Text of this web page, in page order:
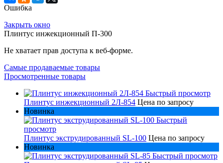
Ошибка
Закрыть окно
Плинтус инжекционный П-300
Не хватает прав доступа к веб-форме.
Самые продаваемые товары
Просмотренные товары
Быстрый просмотр
Плинтус инжекционный 2Л-854 Цена по запросу
Новинка
Быстрый
просмотр
Плинтус экструдированный SL-100 Цена по запросу
Новинка
Быстрый просмотр